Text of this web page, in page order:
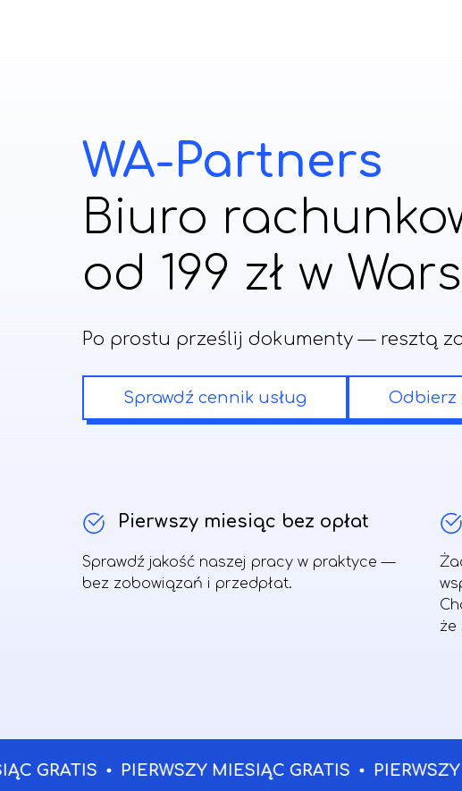
WA-Partners
Biuro
od 199 zł w
Po prostu prześlij dokumenty — resztą
Sprawdź cennik usług Odbierz
Pierwszy miesiąc bez opłat
Sprawdź jakość naszej pracy w praktyce —
bez zobowiązań i przedpłat.
że
PIERWSZY MIESIĄC GRATIS PIERWSZY